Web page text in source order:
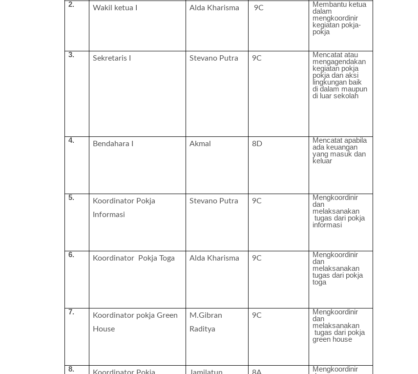
2. Wakil ketua I Alda Kharisma 9C
Membantu ketua
dalam
mengkoordinir
kegiatan pokja-
pokja
3. Sekretaris I Stevano Putra 9C
Mencatat atau
mengagendakan
kegiatan pokja
pokja dan aksi
lingkungan baik
di dalam maupun
di luar sekolah
4. Bendahara I Akmal 8D
Mencatat apabila
ada keuangan
yang masuk dan
keluar
5.
Koordinator Pokja
Informasi
Stevano Putra 9C
Mengkoordinir
dan
melaksanakan
tugas dari pokja
informasi
6. Koordinator Pokja Toga Alda Kharisma 9C
Mengkoordinir
dan
melaksanakan
tugas dari pokja
toga
7.
Koordinator pokja Green
House
M.Gibran
Raditya
9C
Mengkoordinir
dan
melaksanakan
tugas dari pokja
green house
8.
Mengkoordinir